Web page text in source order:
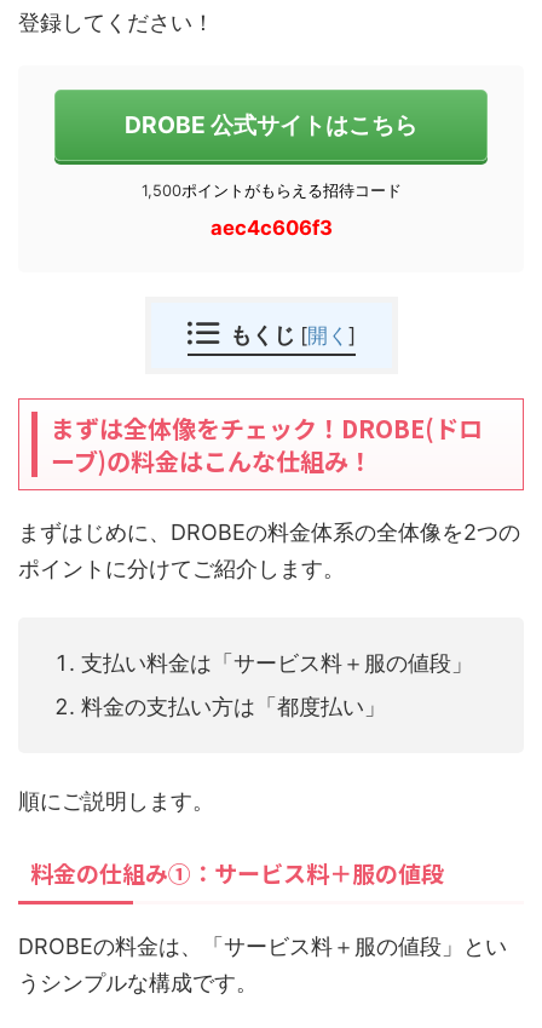
登録してください！
DROBE 公式サイトはこちら
1,500ポイントがもらえる招待コード
aec4c606f3
もくじ [開く ]
まずは全体像をチェック！DROBE(ドロ
ーブ)の料金はこんな仕組み！
まずはじめに、DROBEの料金体系の全体像を2つの
ポイントに分けてご紹介します。
支払い料金は「サービス料＋服の値段」
料金の支払い方は「都度払い」
順にご説明します。
料金の仕組み①：サービス料＋服の値段
DROBEの料金は、「サービス料＋服の値段」とい
うシンプルな構成です。